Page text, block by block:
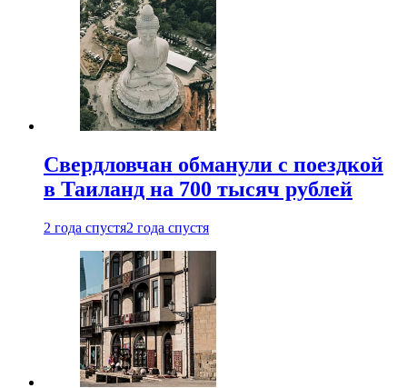
Свердловчан обманули с поездкой
в Таиланд на 700 тысяч рублей
2 года спустя2 года спустя